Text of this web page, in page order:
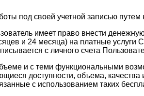
под своей учетной записью
имеет право внести
и 24 месяца) на платные услуги
с личного счета
и с теми функциональными
доступности, объема,
с использованием таких